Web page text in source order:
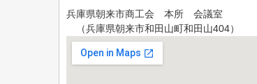
兵庫県朝来市商工会 本所 会議室
（兵庫県朝来市和田山町和田山404）